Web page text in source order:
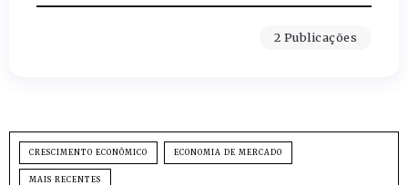
2 Publicações
CRESCIMENTO ECONÔMICO ECONOMIA DE MERCADO
MAIS RECENTES